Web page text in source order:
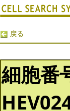
戻る
細胞番